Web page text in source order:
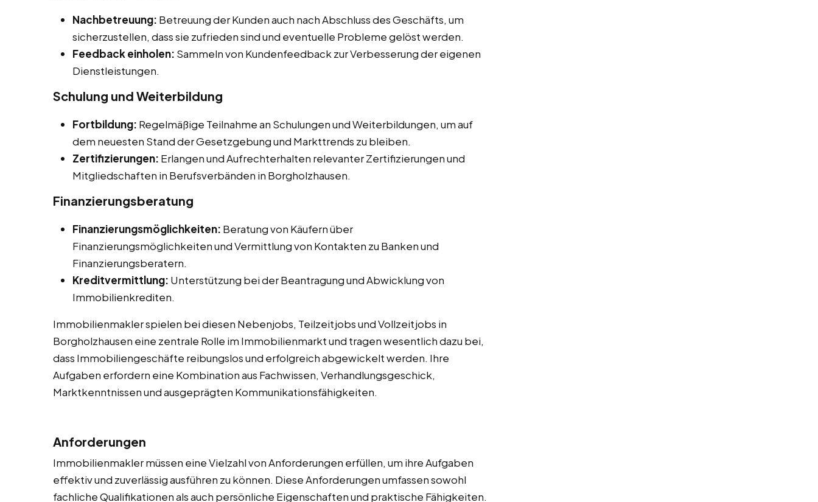
Nachbetreuung: Betreuung der Kunden auch nach Abschluss des Geschäfts, um
sicherzustellen, dass sie zufrieden sind und eventuelle Probleme gelöst werden.
Feedback einholen: Sammeln von Kundenfeedback zur Verbesserung der eigenen
Dienstleistungen.
Schulung und Weiterbildung
Fortbildung: Regelmäßige Teilnahme an Schulungen und Weiterbildungen, um auf
dem neuesten Stand der Gesetzgebung und Markttrends zu bleiben.
Zertifizierungen: Erlangen und Aufrechterhalten relevanter Zertifizierungen und
Mitgliedschaften in Berufsverbänden in Borgholzhausen.
Finanzierungsberatung
Finanzierungsmöglichkeiten: Beratung von Käufern über
Finanzierungsmöglichkeiten und Vermittlung von Kontakten zu Banken und
Finanzierungsberatern.
Kreditvermittlung: Unterstützung bei der Beantragung und Abwicklung von
Immobilienkrediten.
Immobilienmakler spielen bei diesen Nebenjobs, Teilzeitjobs und Vollzeitjobs in
Borgholzhausen eine zentrale Rolle im Immobilienmarkt und tragen wesentlich dazu bei,
dass Immobiliengeschäfte reibungslos und erfolgreich abgewickelt werden. Ihre
Aufgaben erfordern eine Kombination aus Fachwissen, Verhandlungsgeschick,
Marktkenntnissen und ausgeprägten Kommunikationsfähigkeiten.
Anforderungen
Immobilienmakler müssen eine Vielzahl von Anforderungen erfüllen, um ihre Aufgaben
effektiv und zuverlässig ausführen zu können. Diese Anforderungen umfassen sowohl
fachliche Qualifikationen als auch persönliche Eigenschaften und praktische Fähigkeiten.